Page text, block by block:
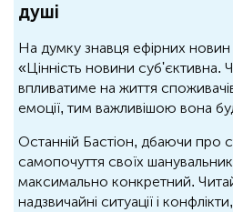
душі
На думку знавця ефірних
«Цінність новини суб'єктивна.
впливатиме на життя
емоції, тим важливішою вона
Останній Бастіон, дбаючи про
самопочуття своїх
максимально конкретний.
надзвичайні ситуації і конфлікти,